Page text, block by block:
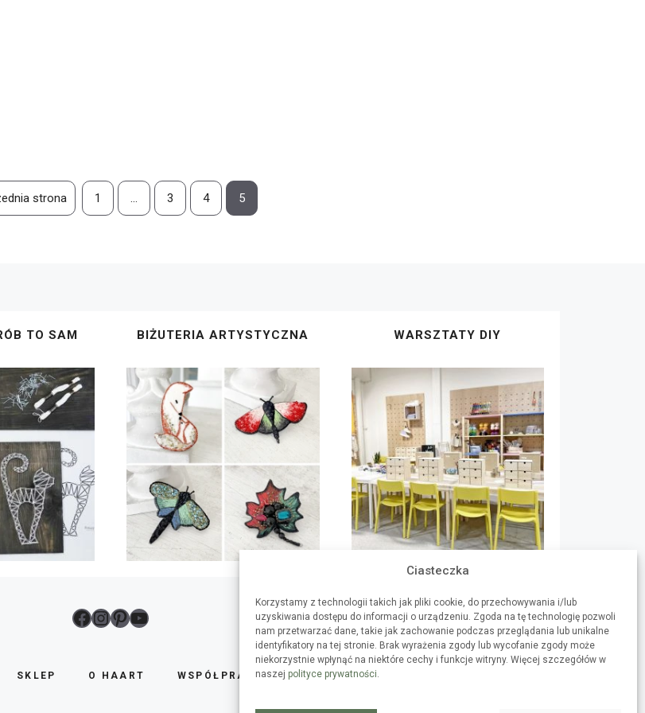
Ciasteczka
Korzystamy z technologii takich jak pliki cookie, do przechowywania i/lub
uzyskiwania dostępu do informacji o urządzeniu. Zgoda na tę technologię pozwoli
nam przetwarzać dane, takie jak zachowanie podczas przeglądania lub unikalne
identyfikatory na tej stronie. Brak wyrażenia zgody lub wycofanie zgody może
niekorzystnie wpłynąć na niektóre cechy i funkcje witryny. Więcej szczegółów w
naszej polityce prywatności.
strona 1 … 3 4 5
TO SAM BIŻUTERIA ARTYSTYCZNA WARSZTATY DIY
Facebook
Instagram
Pinterest
YouTube
SKLEP O HAART WSPÓŁPRACA WARSZTATY DIY